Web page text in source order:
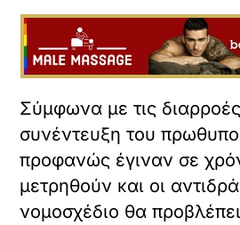
Σύμφωνα με τις
συνέντευξη του
προφανώς έγιναν σε
μετρηθούν και οι
νομοσχέδιο θα